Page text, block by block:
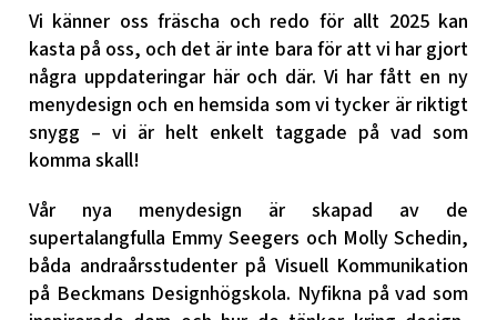
Vi känner oss fräscha och redo för allt 2025 kan
kasta på oss, och det är inte bara för att vi har gjort
några uppdateringar här och där. Vi har fått en ny
menydesign och en hemsida som vi tycker är riktigt
snygg – vi är helt enkelt taggade på vad som
komma skall!
Vår nya menydesign är skapad av de
supertalangfulla Emmy Seegers och Molly Schedin,
båda andraårsstudenter på Visuell Kommunikation
på Beckmans Designhögskola. Nyfikna på vad som